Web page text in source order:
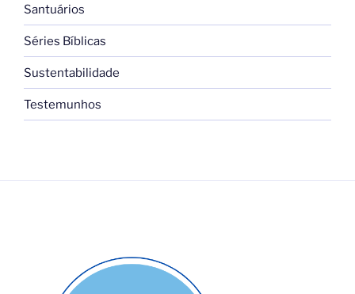
Santuários
Séries Bíblicas
Sustentabilidade
Testemunhos